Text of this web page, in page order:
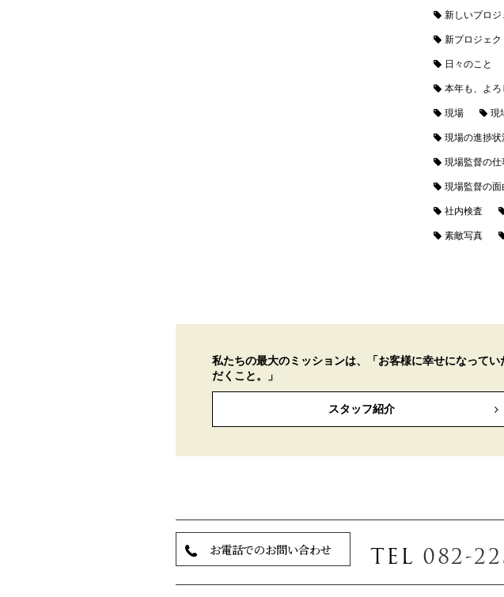
新しいプロジ
新プロジェク
日々のこと
本年も、よろ
現場 現
現場の進捗状
現場監督の仕
現場監督の面
社内検査
素敵写真
私たちの最大のミッションは、「お客様に幸せになってい
だくこと。」
スタッフ紹介
お電話でのお問い合わせ TEL 082-